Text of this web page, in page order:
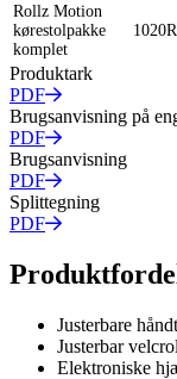
Rollz Motion
kørestolpakke
komplet
Produktark
PDF
Brugsanvisning på
PDF
Brugsanvisning
PDF
Splittegning
PDF
Justerbare
Justerbar
Elektroniske